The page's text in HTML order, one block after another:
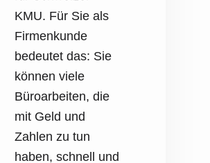
KMU. Für Sie als
Firmenkunde
bedeutet das: Sie
können viele
Büroarbeiten, die
mit Geld und
Zahlen zu tun
haben, schnell und